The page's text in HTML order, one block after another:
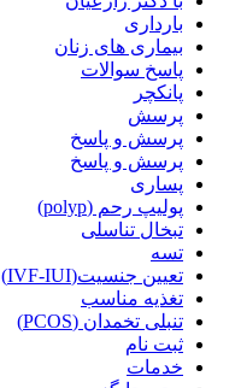
بارداری
بیماری های زنان
پاسخ سوالات
پانکچر
پرسش
پرسش و پاسخ
پرسش و پاسخ
پساری
پولیپ رحم (polyp)
تبخال تناسلی
تسه
تعیین جنسیت(IVF-IUI)
تغذیه مناسب
تنبلی تخمدان (PCOS)
ثبت نام
خدمات